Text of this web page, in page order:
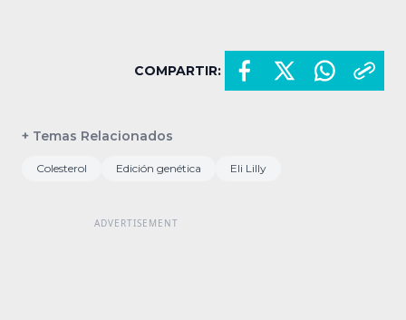
COMPARTIR:
+ Temas Relacionados
Colesterol Edición genética Eli Lilly